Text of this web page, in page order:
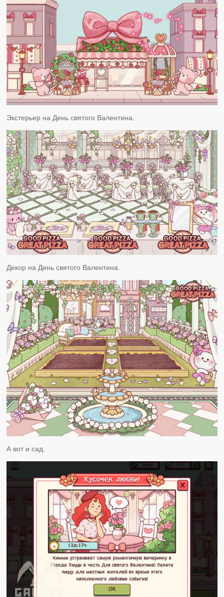
Экстерьер на День святого Валентина.
Декор на День святого Валентина.
А вот и сад.